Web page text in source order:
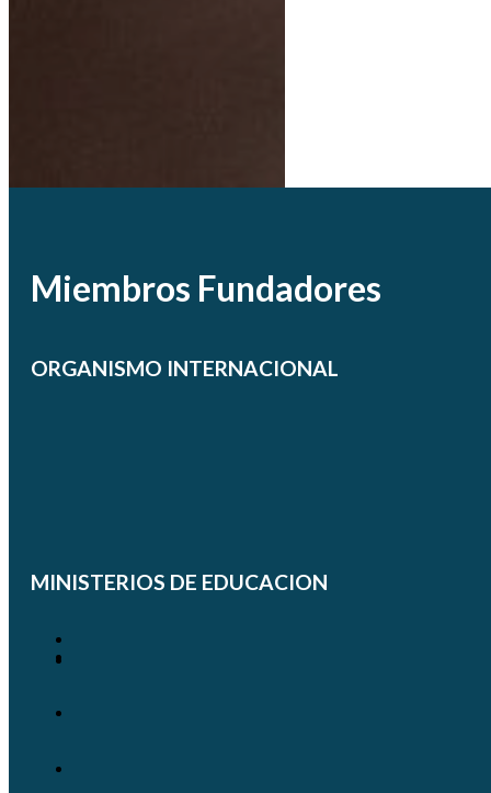
Miembros Fundadores
ORGANISMO INTERNACIONAL
MINISTERIOS DE EDUCACION